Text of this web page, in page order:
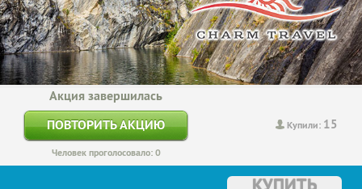
Купили: 15
Акция завершилась
ПОВТОРИТЬ АКЦИЮ
Человек проголосовало: 0